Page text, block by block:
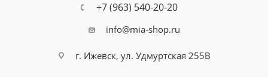
+7 (963) 540-20-20
info@mia-shop.ru
г. Ижевск, ул. Удмуртская 255В